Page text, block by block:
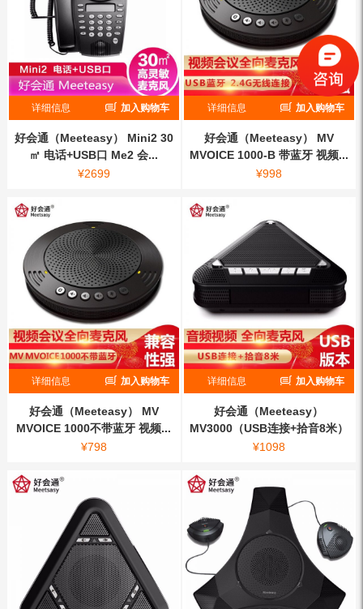
详细信息 加入购物车
好会通（Meeteasy） Mini2 30
㎡ 电话+USB口 Me2 会...
¥2699
详细信息 加入购物车
好会通（Meeteasy） MV
MVOICE 1000-B 带蓝牙 视频...
¥998
详细信息 加入购物车
好会通（Meeteasy） MV
MVOICE 1000不带蓝牙 视频...
¥798
详细信息 加入购物车
好会通（Meeteasy）
MV3000（USB连接+拾音8米）
视...
¥1098